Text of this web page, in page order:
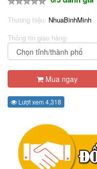
Thương hiệu: NhuaBinhMinh
Thông tin giao hàng:
Mua ngay
Lượt xem 4,318